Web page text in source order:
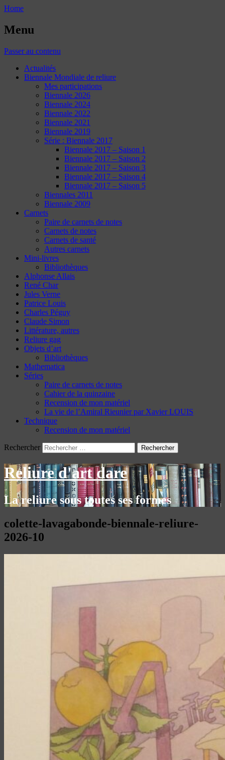
Home
Menu
Passer au contenu
Actualités
Biennale Mondiale de reliure
Mes participations
Biennale 2026
Biennale 2024
Biennale 2022
Biennale 2021
Biennale 2019
Série : Biennale 2017
Biennale 2017 – Saison 1
Biennale 2017 – Saison 2
Biennale 2017 – Saison 3
Biennale 2017 – Saison 4
Biennale 2017 – Saison 5
Biennales 2011
Biennale 2009
Carnets
Paire de carnets de notes
Carnets de notes
Carnets de santé
Autres carnets
Mini-livres
Bibliothèques
Alphonse Allais
René Char
Jules Verne
Patrice Louis
Charles Péguy
Claude Simon
Littérature, autres
Reliure gag
Objets d’art
Bibliothèques
Mathematica
Séries
Paire de carnets de notes
Cahier de la quinzaine
Recension de mon matériel
La vie de l’Amiral Rieunier par Xavier LOUIS
Technique
Recension de mon matériel
Rechercher
Reliure d'art dare
La reliure sous toutes ses formes
colette-lavagabonde-biennale-reliure-
2026-10